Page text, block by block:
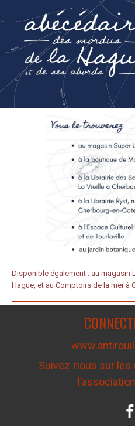
Disponible également : au magasin
Hague, et au Comptoirs de la mer à
Suivez-nous sur les